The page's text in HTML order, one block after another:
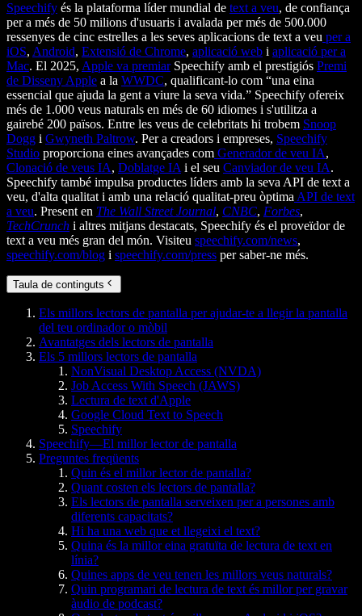
Speechify és la plataforma líder mundial de text a veu, de confiança
per a més de 50 milions d'usuaris i avalada per més de 500.000
ressenyes de cinc estrelles a les seves aplicacions de text a veu per a
iOS, Android, Extensió de Chrome, aplicació web i aplicació per a
Mac. El 2025, Apple va premiarSpeechify amb el prestigiós Premi
de Disseny Apple a la WWDC, qualificant-lo com “una eina
essencial que ajuda la gent a viure la seva vida.” Speechify ofereix
més de 1.000 veus naturals en més de 60 idiomes i s'utilitza a
gairebé 200 països. Entre les veus de celebritats hi trobem Snoop
Dogg i Gwyneth Paltrow. Per a creadors i empreses, Speechify
Studio proporciona eines avançades com Generador de veu IA,
Clonació de veus IA, Doblatge IA i el seu Canviador de veu IA.
Speechify també impulsa productes líders amb la seva API de text a
veu, d'alta qualitat i amb una relació qualitat-preu òptima API de text
a veu. Present en The Wall Street Journal, CNBC, Forbes,
TechCrunch i altres mitjans destacats, Speechify és el proveïdor de
text a veu més gran del món. Visiteu speechify.com/news,
speechify.com/blog i speechify.com/press per saber-ne més.
Taula de continguts
Els millors lectors de pantalla per ajudar-te a llegir la pantalla
del teu ordinador o mòbil
Avantatges dels lectors de pantalla
Els 5 millors lectors de pantalla
NonVisual Desktop Access (NVDA)
Job Access With Speech (JAWS)
Lectura de text d'Apple
Google Cloud Text to Speech
Speechify
Speechify—El millor lector de pantalla
Preguntes freqüents
Quin és el millor lector de pantalla?
Quant costen els lectors de pantalla?
Els lectors de pantalla serveixen per a persones amb
diferents capacitats?
Hi ha una web que et llegeixi el text?
Quina és la millor eina gratuïta de lectura de text en
línia?
Quines apps de veu tenen les millors veus naturals?
Quin programari de lectura de text és millor per gravar
àudio de podcast?